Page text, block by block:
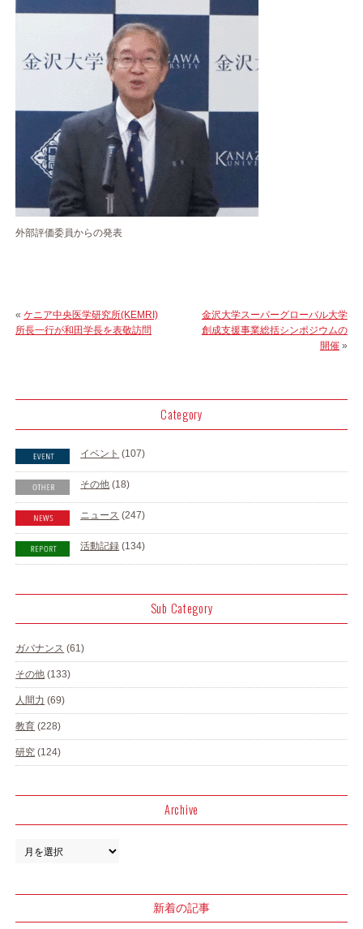
外部評価委員からの発表
«ケニア中央医学研究所(KEMRI)
所長一行が和田学長を表敬訪問
金沢大学スーパーグローバル大学
創成支援事業総括シンポジウムの
開催»
Category
イベント (107)
その他 (18)
ニュース (247)
活動記録 (134)
Sub Category
ガバナンス (61)
その他 (133)
人間力 (69)
教育 (228)
研究 (124)
Archive
新着の記事